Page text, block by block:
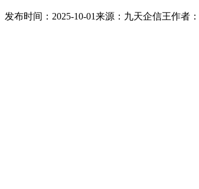
发布时间： 2025-10-01来源： 九天企信王作者：